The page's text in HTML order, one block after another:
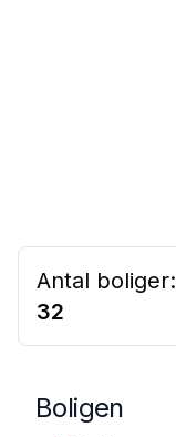
Antal boliger:
32
Boligen